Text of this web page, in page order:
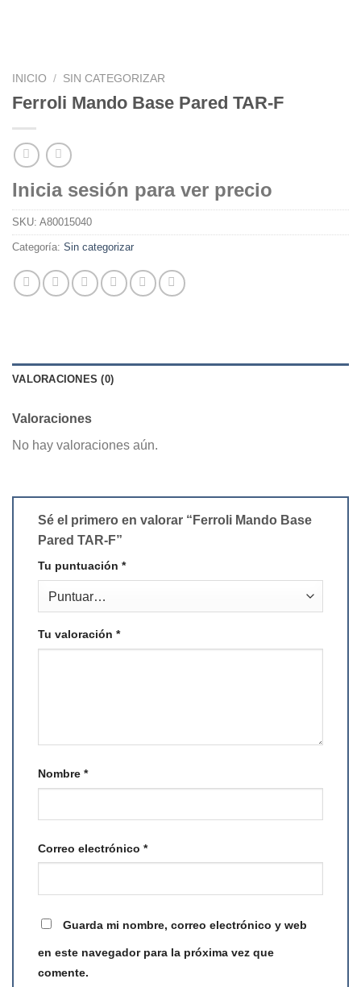
INICIO / SIN CATEGORIZAR
Ferroli Mando Base Pared TAR-F
Inicia sesión para ver precio
SKU: A80015040
Categoría: Sin categorizar
VALORACIONES (0)
Valoraciones
No hay valoraciones aún.
Sé el primero en valorar “Ferroli Mando Base
Pared TAR-F”
Tu puntuación *
Tu valoración *
Nombre *
Correo electrónico *
Guarda mi nombre, correo electrónico y web
en este navegador para la próxima vez que
comente.